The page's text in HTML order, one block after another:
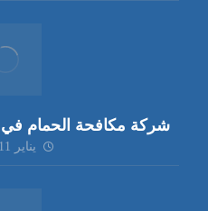
شركة مكافحة الحمام في ام
يناير 11, 2025